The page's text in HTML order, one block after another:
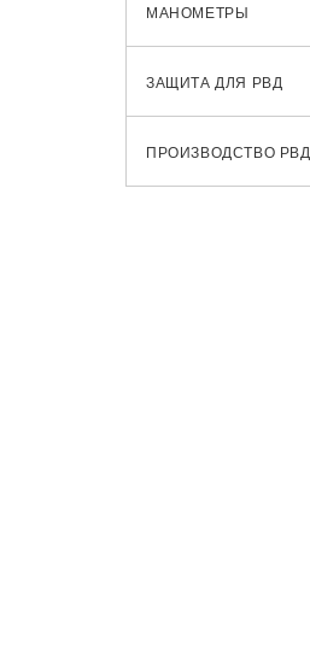
МАНОМЕТРЫ
ЗАЩИТА ДЛЯ РВД
ПРОИЗВОДСТВО РВД